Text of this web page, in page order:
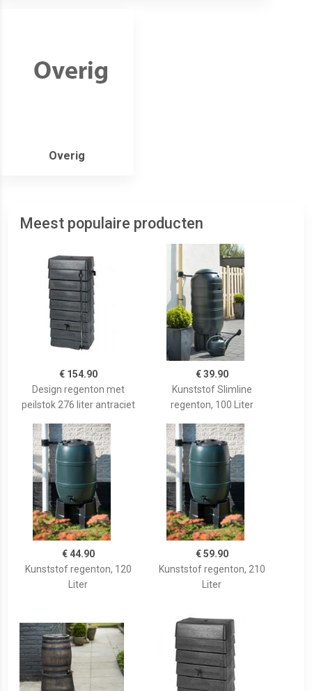
Overig
Meest populaire producten
€ 154.90
Design regenton met
peilstok 276 liter antraciet
€ 39.90
Kunststof Slimline
regenton, 100 Liter
€ 44.90
Kunststof regenton, 120
Liter
€ 59.90
Kunststof regenton, 210
Liter